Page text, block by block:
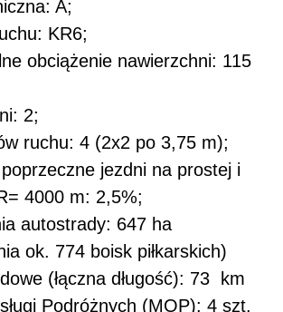
A;
KR6;
obciążenie nawierzchni: 115
2;
ruchu: 4 (2x2 po 3,75 m);
jezdni na prostej i
4000 m: 2,5%;
autostrady: 647 ha
ok. 774 boisk piłkarskich)
(łączna długość): 73 km
Podróżnych (MOP): 4 szt.